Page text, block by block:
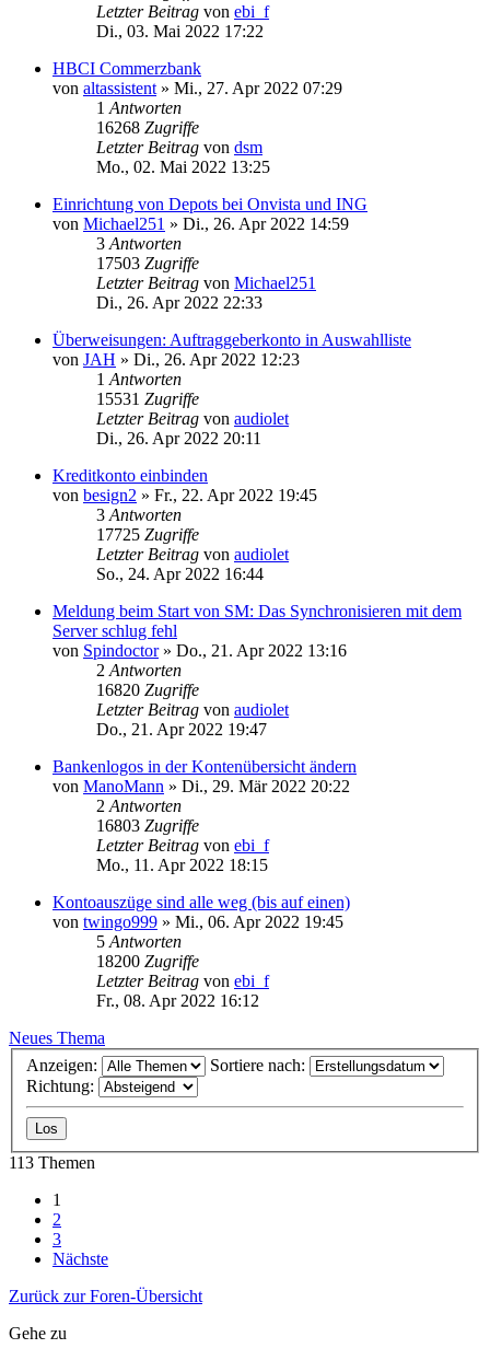
Letzter Beitrag von ebi_f
Di., 03. Mai 2022 17:22
HBCI Commerzbank
von altassistent » Mi., 27. Apr 2022 07:29
1 Antworten
16268 Zugriffe
Letzter Beitrag von dsm
Mo., 02. Mai 2022 13:25
Einrichtung von Depots bei Onvista und ING
von Michael251 » Di., 26. Apr 2022 14:59
3 Antworten
17503 Zugriffe
Letzter Beitrag von Michael251
Di., 26. Apr 2022 22:33
Überweisungen: Auftraggeberkonto in Auswahlliste
von JAH » Di., 26. Apr 2022 12:23
1 Antworten
15531 Zugriffe
Letzter Beitrag von audiolet
Di., 26. Apr 2022 20:11
Kreditkonto einbinden
von besign2 » Fr., 22. Apr 2022 19:45
3 Antworten
17725 Zugriffe
Letzter Beitrag von audiolet
So., 24. Apr 2022 16:44
Meldung beim Start von SM: Das Synchronisieren mit dem
Server schlug fehl
von Spindoctor» Do., 21. Apr 2022 13:16
2 Antworten
16820 Zugriffe
Letzter Beitrag von audiolet
Do., 21. Apr 2022 19:47
Bankenlogos in der Kontenübersicht ändern
von ManoMann » Di., 29. Mär 2022 20:22
2 Antworten
16803 Zugriffe
Letzter Beitrag von ebi_f
Mo., 11. Apr 2022 18:15
Kontoauszüge sind alle weg (bis auf einen)
von twingo999 » Mi., 06. Apr 2022 19:45
5 Antworten
18200 Zugriffe
Letzter Beitrag von ebi_f
Fr., 08. Apr 2022 16:12
Neues Thema
Anzeigen:
Sortiere nach:
Richtung:
113 Themen
1
2
3
Nächste
Zurück zur Foren-Übersicht
Gehe zu